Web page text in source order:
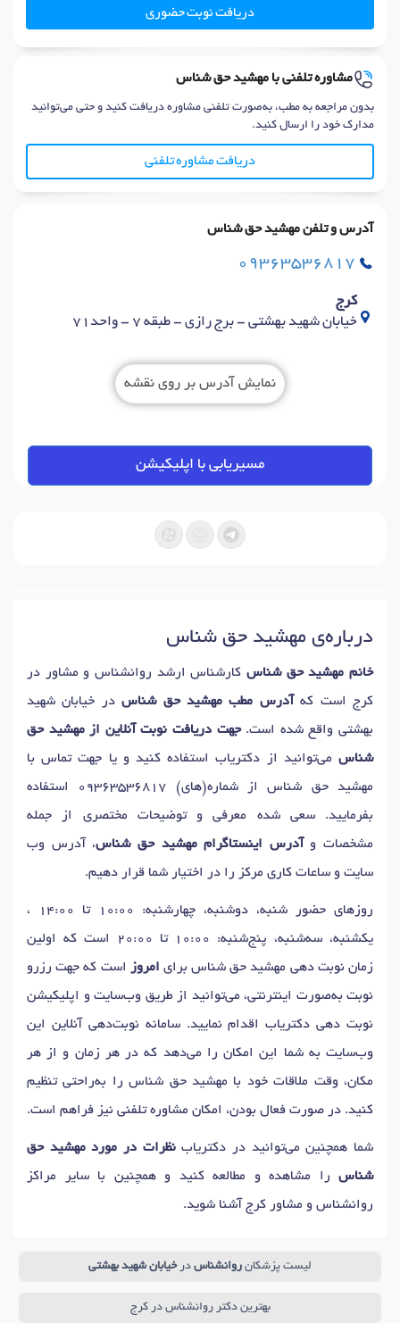
دریافت نوبت حضوری
مشاوره تلفنی با مهشید حق شناس
بدون مراجعه به مطب، به‌صورت تلفنی مشاوره دریافت کنید و حتی می‌توانید
مدارک خود را ارسال کنید.
دریافت مشاوره تلفنی
آدرس و تلفن مهشید حق شناس
09363536817
کرج
خیابان شهید بهشتی - برج رازی - طبقه 7 - واحد71
نمایش آدرس بر روی نقشه
مسیریابی با اپلیکیشن
درباره‌ی مهشید حق شناس
خانم مهشید حق شناس کارشناس ارشد روانشناس و مشاور در
کرج است که آدرس مطب مهشید حق شناسدر خیابان شهید
بهشتی واقع شده است.جهت دریافت نوبت آنلاین از مهشید حق
شناس می‌توانید از دکتریاب استفاده کنید و یا جهت تماس با
مهشید حق شناس از شماره(های) 09363536817
استفاده
بفرمایید. سعی شده معرفی و توضیحات مختصری از جمله
مشخصات و آدرس اینستاگرام مهشید حق شناس، آدرس وب
سایت و ساعات کاری مرکز را در اختیار شما قرار دهیم.
روزهای حضور شنبه، دوشنبه، چهارشنبه: 10:00 تا 14:00 ،
یکشنبه، سه‌شنبه، پنج‌شنبه: 10:00 تا 20:00 است که اولین
زمان نوبت دهی مهشید حق شناس برای امروز است که جهت رزرو
نوبت به‌صورت اینترنتی، می‌توانید از طریق وب‌سایت و اپلیکیشن
نوبت دهی دکتریاب اقدام نمایید. سامانه نوبت‌دهی آنلاین این
وب‌سایت به شما این امکان را می‌دهد که در هر زمان و از هر
مکان، وقت ملاقات خود با مهشید حق شناس را به‌راحتی تنظیم
کنید. در صورت فعال بودن، امکان مشاوره تلفنی نیز فراهم است.
شما همچنین می‌توانید در دکتریابنظرات در مورد مهشید حق
شناس را مشاهده و مطالعه کنید و همچنین با سایر مراکز
روانشناس و مشاور کرج آشنا شوید.
لیست پزشکان روانشناس درخیابان شهید بهشتی
بهترین دکتر روانشناس در کرج